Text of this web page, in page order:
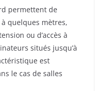
permettent de
quelques mètres,
ou d’accès à
situés jusqu’à
est
le cas de salles